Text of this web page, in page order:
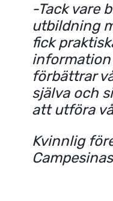
-Tack vare
utbildning
fick
förbättrar
själva och
att utföra
Kvinnlig